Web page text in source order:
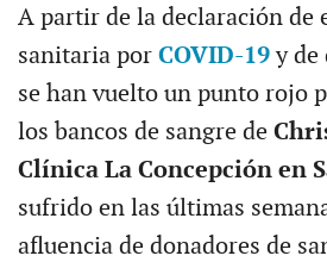
A partir de la declaración de
sanitaria por COVID-19y de
se han vuelto un punto rojo
los bancos de sangre de
Clínica La Concepción en
sufrido en las últimas
afluencia de donadores de